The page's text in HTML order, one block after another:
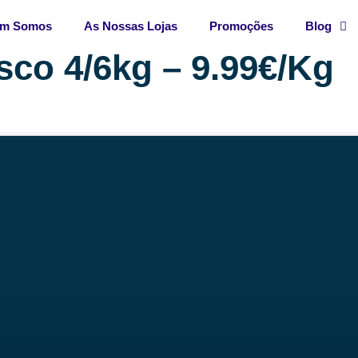
Somos As Nossas Lojas Promoções Blog
4/6kg – 9.99€/Kg